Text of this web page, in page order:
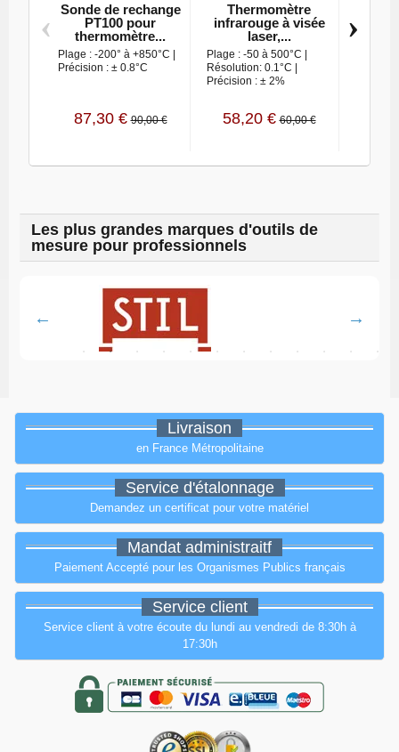
Sonde de rechange
PT100 pour
thermomètre...
Plage : -200° à +850°C |
Précision : ± 0.8°C
87,30 € 90,00 €
Thermomètre
infrarouge à visée
laser,...
Plage : -50 à 500°C |
Résolution: 0.1°C |
Précision : ± 2%
58,20 € 60,00 €
‹ ›
Les plus grandes marques d'outils de
mesure pour professionnels
Livraison
en France Métropolitaine
Service d'étalonnage
Demandez un certificat pour votre matériel
Mandat administraitf
Paiement Accepté pour les Organismes Publics français
Service client
Service client à votre écoute du lundi au vendredi de 8:30h à
17:30h